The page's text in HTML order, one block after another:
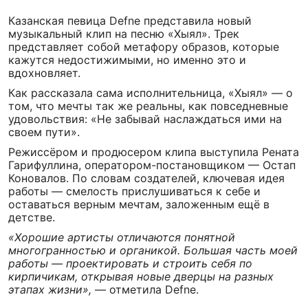
Казанская певица Defne представила новый
музыкальный клип на песню «Хыял». Трек
представляет собой метафору образов, которые
кажутся недостижимыми, но именно это и
вдохновляет.
Как рассказала сама исполнительница, «Хыял» — о
том, что мечты так же реальны, как повседневные
удовольствия: «Не забывай наслаждаться ими на
своем пути».
Режиссёром и продюсером клипа выступила Рената
Гарифуллина, оператором-постановщиком — Остап
Коновалов. По словам создателей, ключевая идея
работы — смелость прислушиваться к себе и
оставаться верным мечтам, заложенным ещё в
детстве.
«Хорошие артисты отличаются понятной
многогранностью и органикой. Большая часть моей
работы — проектировать и строить себя по
кирпичикам, открывая новые дверцы на разных
этапах жизни», — отметила Defne.